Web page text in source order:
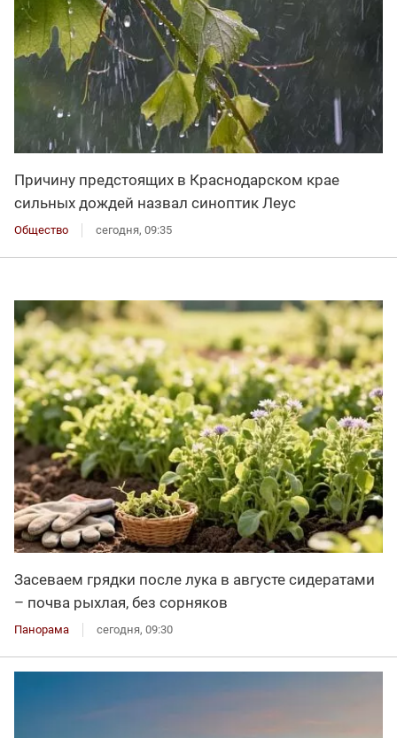
Причину предстоящих в Краснодарском крае
сильных дождей назвал синоптик Леус
Общество сегодня, 09:35
Засеваем грядки после лука в августе сидератами
– почва рыхлая, без сорняков
Панорама сегодня, 09:30